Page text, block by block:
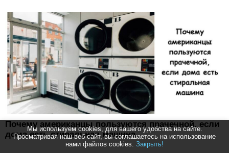
Мы используем cookies, для вашего удобства на сайте.
Просматривая наш веб-сайт, вы соглашаетесь на использование
нами файлов cookies. Закрыть!
Почему американцы пользуются прачечной, если
дома есть стиральная машина